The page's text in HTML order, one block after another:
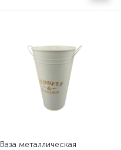
Ваза металлическая